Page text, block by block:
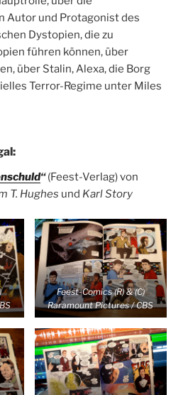
Autor und Protagonist des
Dystopien, die zu
führen können, über
über Stalin, Alexa, die Borg
Terror-Regime unter Miles
“(Feest-Verlag) von
T. Hughes und Karl Story
Feest-Comics (R) & (C)
Raramount Pictures / CBS